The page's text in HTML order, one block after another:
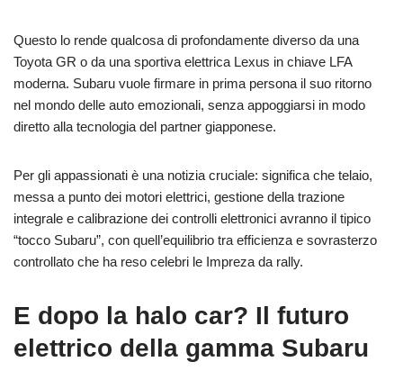
Questo lo rende qualcosa di profondamente diverso da una
Toyota GR o da una sportiva elettrica Lexus in chiave LFA
moderna. Subaru vuole firmare in prima persona il suo ritorno
nel mondo delle auto emozionali, senza appoggiarsi in modo
diretto alla tecnologia del partner giapponese.
Per gli appassionati è una notizia cruciale: significa che telaio,
messa a punto dei motori elettrici, gestione della trazione
integrale e calibrazione dei controlli elettronici avranno il tipico
“tocco Subaru”, con quell’equilibrio tra efficienza e sovrasterzo
controllato che ha reso celebri le Impreza da rally.
E dopo la halo car? Il futuro
elettrico della gamma Subaru